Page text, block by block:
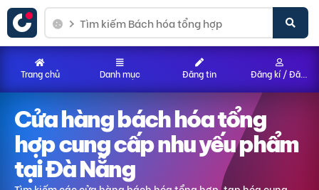
Cửa hàng bách hóa tổng
hợpcung cấp nhu yếu phẩm
tại Đà Nẵng
Trang chủ Danh mục Đăng tin